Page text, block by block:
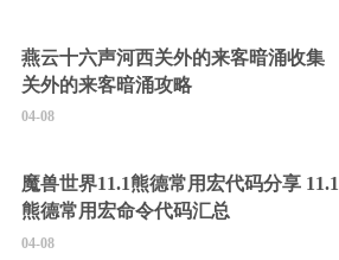
燕云十六声河西关外的来客暗涌收集
关外的来客暗涌攻略
04-08
魔兽世界11.1熊德常用宏代码分享 11.1
熊德常用宏命令代码汇总
04-08